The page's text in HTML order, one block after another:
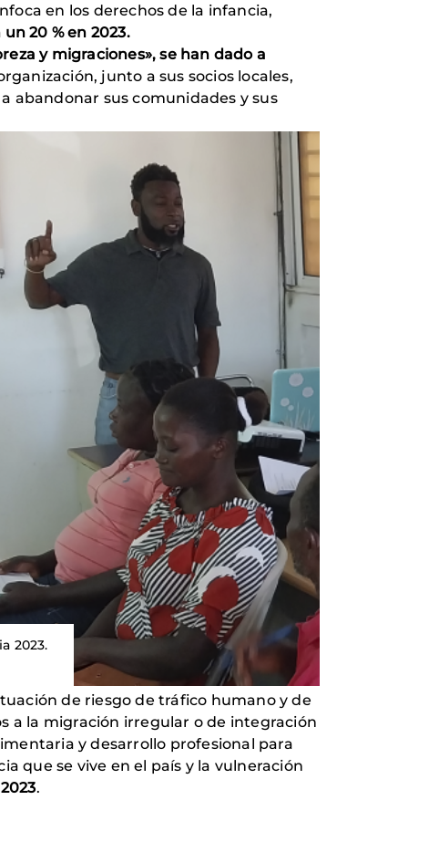
en los derechos de la infancia,
20 % en 2023.
y migraciones», se han dado a
junto a sus socios locales,
abandonar sus comunidades y sus
2023.
de riesgo de tráfico humano y de
a la migración irregular o de integración
y desarrollo profesional para
que se vive en el país y la vulneración
.